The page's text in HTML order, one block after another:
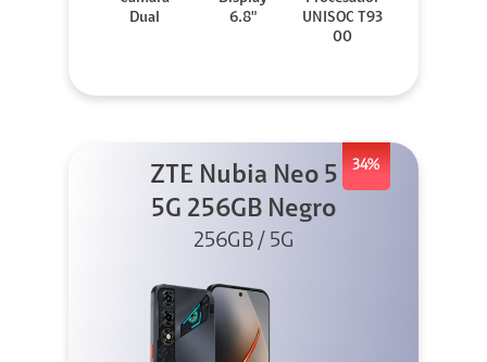
Dual
6.8"
UNISOC T93
00
34%
ZTE Nubia Neo 5
5G 256GB Negro
256GB / 5G